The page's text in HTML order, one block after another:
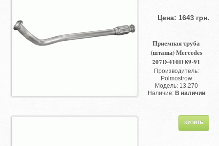
Цена: 1643 грн.
Приемная труба
(штаны) Mercedes
207D-410D 89-91
Производитель:
Polmostrow
Модель: 13.270
Наличие: В наличии